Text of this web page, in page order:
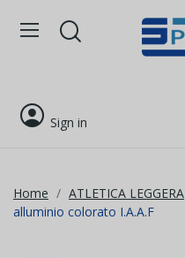
Sign in
Home ATLETICA LEGGERA
alluminio colorato I.A.A.F